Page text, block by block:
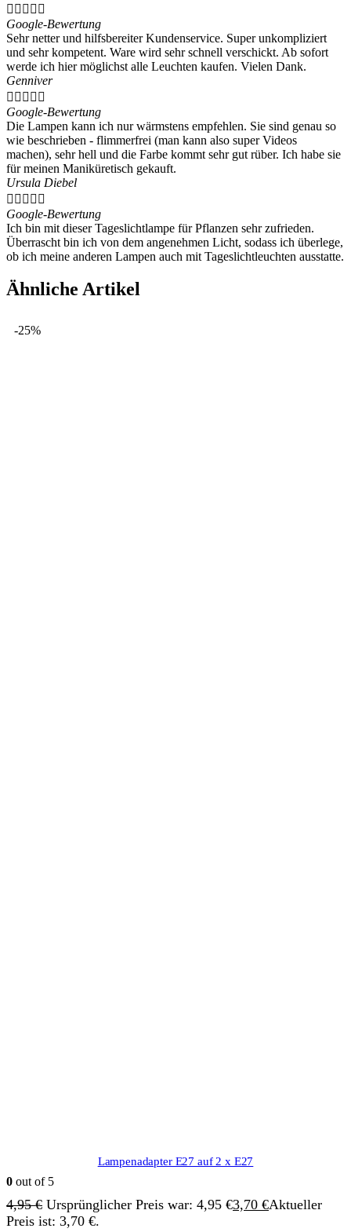
    
Google-Bewertung
Sehr netter und hilfsbereiter Kundenservice. Super unkompliziert
und sehr kompetent. Ware wird sehr schnell verschickt. Ab sofort
werde ich hier möglichst alle Leuchten kaufen. Vielen Dank.
Genniver
    
Google-Bewertung
Die Lampen kann ich nur wärmstens empfehlen. Sie sind genau so
wie beschrieben - flimmerfrei (man kann also super Videos
machen), sehr hell und die Farbe kommt sehr gut rüber. Ich habe sie
für meinen Maniküretisch gekauft.
Ursula Diebel
    
Google-Bewertung
Ich bin mit dieser Tageslichtlampe für Pflanzen sehr zufrieden.
Überrascht bin ich von dem angenehmen Licht, sodass ich überlege,
ob ich meine anderen Lampen auch mit Tageslichtleuchten ausstatte.
Ähnliche Artikel
-25%
Lampenadapter E27 auf 2 x E27
0 out of 5
4,95€ Ursprünglicher Preis war: 4,95 €3,70 €Aktueller
Preis ist: 3,70 €.